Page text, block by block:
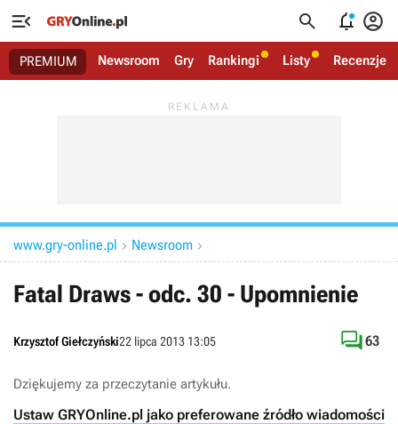
   
PREMIUM Newsroom Gry Rankingi Listy Recenzje
www.gry-online.pl  Newsroom 
Fatal Draws - odc. 30 - Upomnienie
Krzysztof Giełczyński22 lipca 2013 13:05 63
Dziękujemy za przeczytanie artykułu.
Ustaw GRYOnline.pl jako preferowane źródło wiadomości